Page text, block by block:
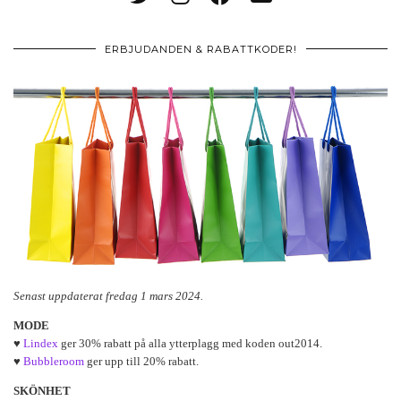
ERBJUDANDEN & RABATTKODER!
Senast uppdaterat fredag 1 mars 2024.
MODE
♥ Lindex ger 30% rabatt på alla ytterplagg med koden out2014.
♥ Bubbleroom ger upp till 20% rabatt.
SKÖNHET